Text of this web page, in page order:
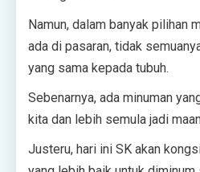
Namun, dalam banyak pilihan
ada di pasaran, tidak
yang sama kepada tubuh.
Sebenarnya, ada minuman
kita dan lebih semula jadi
Justeru, hari ini SK akan